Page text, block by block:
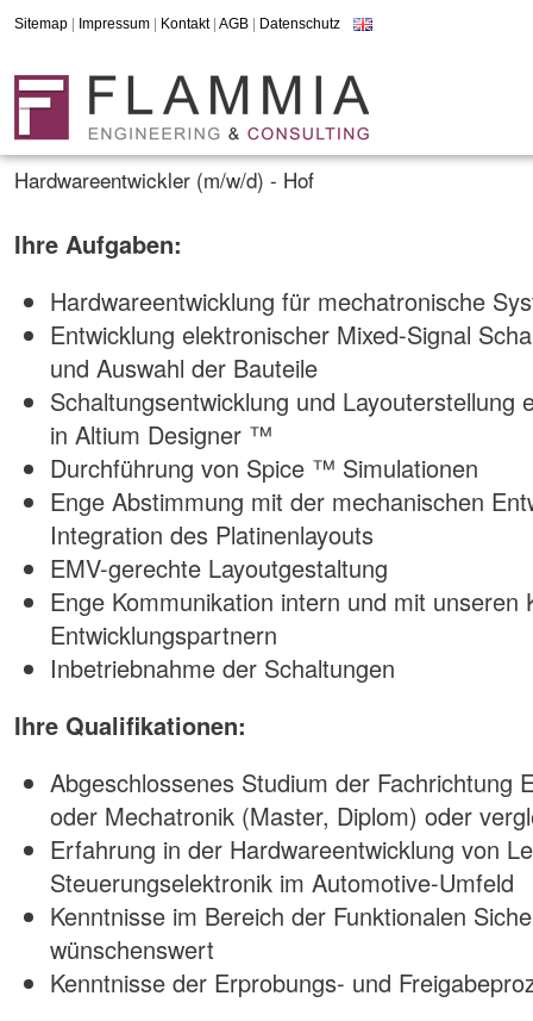
Sitemap Impressum Kontakt| AGB Datenschutz
Hardwareentwickler (m/w/d) - Hof
Ihre Aufgaben:
Hardwareentwicklung für mechatronische
Entwicklung elektronischer Mixed-Signal
und Auswahl der Bauteile
Schaltungsentwicklung und Layouterstellung
in Altium Designer ™
Durchführung von Spice ™ Simulationen
Enge Abstimmung mit der mechanischen
Integration des Platinenlayouts
EMV-gerechte Layoutgestaltung
Enge Kommunikation intern und mit unseren
Entwicklungspartnern
Inbetriebnahme der Schaltungen
Ihre Qualifikationen:
Abgeschlossenes Studium der Fachrichtung
oder Mechatronik (Master, Diplom) oder
Erfahrung in der Hardwareentwicklung von
Steuerungselektronik im Automotive-Umfeld
Kenntnisse im Bereich der Funktionalen
wünschenswert
Kenntnisse der Erprobungs- und